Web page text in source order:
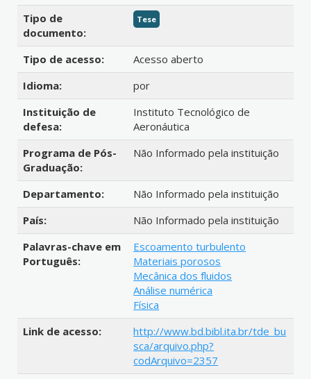
Tipo de
documento:
Tese
Tipo de acesso:
Acesso aberto
Idioma:
por
Instituição de
defesa:
Instituto Tecnológico de
Aeronáutica
Programa de Pós-
Graduação:
Não Informado pela instituição
Departamento:
Não Informado pela instituição
País:
Não Informado pela instituição
Palavras-chave em
Português:
Escoamento turbulento
Materiais porosos
Mecânica dos fluidos
Análise numérica
Física
Link de acesso:
http://www.bd.bibl.ita.br/tde_bu
sca/arquivo.php?
codArquivo=2357